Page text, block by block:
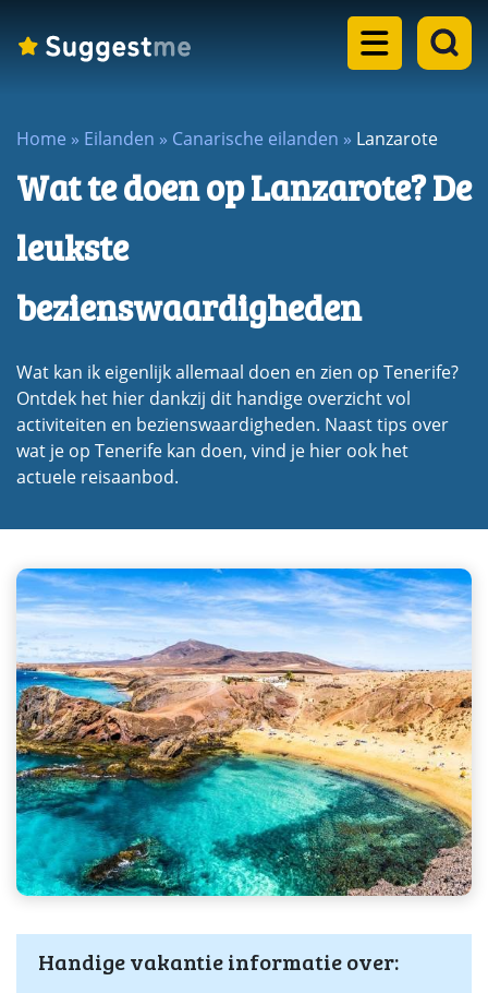
Landen
dropdown
Eilanden
dropdown
dropdown
menu
Rondreizen
dropdown
menu
Blogs
Home » Eilanden » Canarische eilanden » Lanzarote
Wat te doen op Lanzarote? De
leukste
bezienswaardigheden
Wat kan ik eigenlijk allemaal doen en zien op Tenerife?
Ontdek het hier dankzij dit handige overzicht vol
activiteiten en bezienswaardigheden. Naast tips over
wat je op Tenerife kan doen, vind je hier ook het
actuele reisaanbod.
Handige vakantie informatie over: